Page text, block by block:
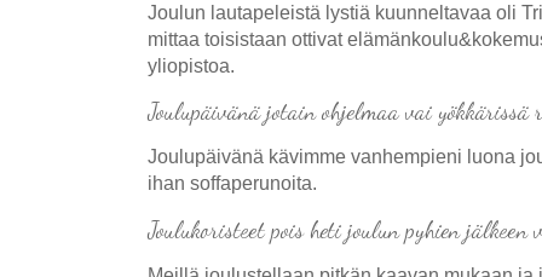
Joulun lautapeleistä lystiä kuunneltavaa oli
mittaa toisistaan ottivat
yliopistoa.
Joulupäivänä jotain ohjelmaa vai yökkärissä
Joulupäivänä kävimme vanhempieni luona
ihan soffaperunoita.
Joulukoristeet pois heti joulun pyhien jälkeen